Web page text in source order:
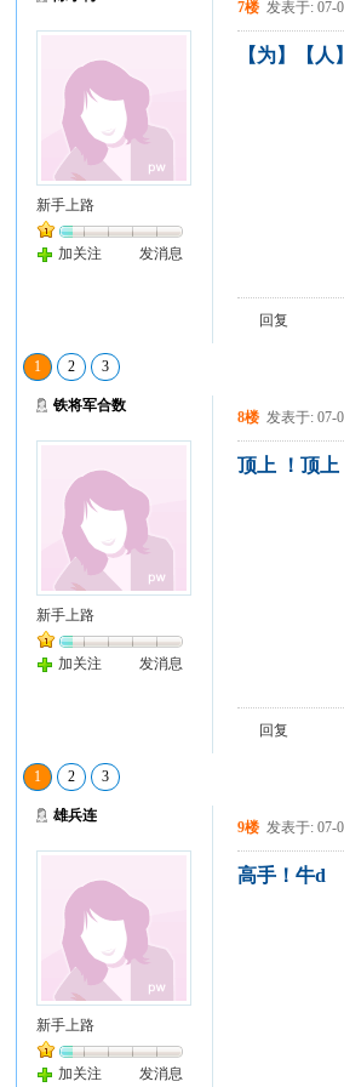
新手上路
加关注 发消息
7楼 发表于: 07-
【为】【
回复
1 2 3
铁将军合数
新手上路
加关注 发消息
8楼 发表于: 07-
顶上 ！顶上
回复
1 2 3
雄兵连
新手上路
加关注 发消息
9楼 发表于: 07-
高手！牛d